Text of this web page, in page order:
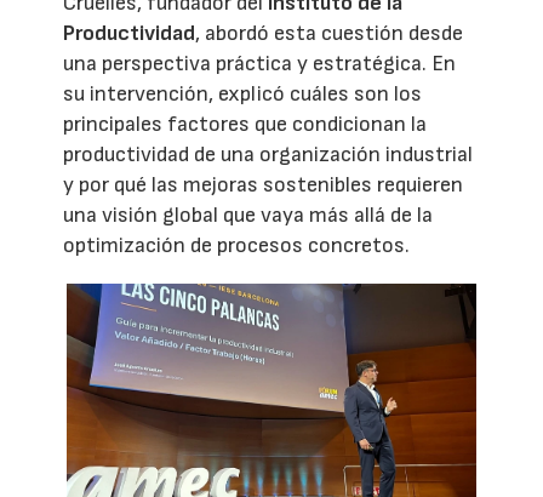
Productividad, abordó esta cuestión desde
una perspectiva práctica y estratégica. En
su intervención, explicó cuáles son los
principales factores que condicionan la
productividad de una organización industrial
y por qué las mejoras sostenibles requieren
una visión global que vaya más allá de la
optimización de procesos concretos.